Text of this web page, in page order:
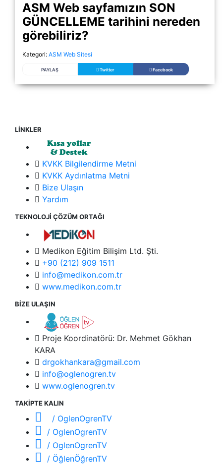
ASM Web sayfamızın SON
GÜNCELLEME tarihini nereden
görebiliriz?
Kategori: ASM Web Sitesi
PAYLAŞ Twitter Facebook
LİNKLER
KVKK Bilgilendirme Metni
KVKK Aydınlatma Metni
Bize Ulaşın
Yardım
TEKNOLOJİ ÇÖZÜM ORTAĞI
Medikon Eğitim Bilişim Ltd. Şti.
+90 (212) 909 1511
info@medikon.com.tr
www.medikon.com.tr
BİZE ULAŞIN
Proje Koordinatörü: Dr. Mehmet Gökhan
KARA
drgokhankara@gmail.com
info@oglenogren.tv
www.oglenogren.tv
TAKİPTE KALIN
/ OglenOgrenTV
/ OglenOgrenTV
/ OglenOgrenTV
/ ÖğlenÖğrenTV